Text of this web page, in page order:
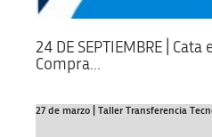
24 DE SEPTIEMBRE |
Compra...
27 de marzo | Taller Transferencia